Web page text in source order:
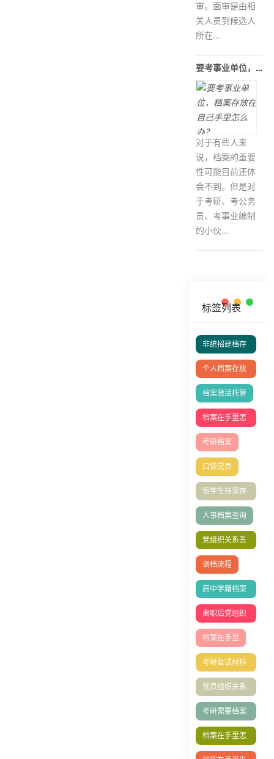
审。面审是由相
关人员到候选人
所在...
要考事业单位，档案存放在自己手里怎
对于有些人来
说，档案的重要
性可能目前还体
会不到。但是对
于考研、考公务
员、考事业编制
的小伙...
标签列表
非统招建档存
档
个人档案存放
在哪里好
档案激活托管
档案在手里怎
么存档
考研档案
口袋党员
留学生档案存
放
人事档案查询
党组织关系丢
了
调档流程
高中学籍档案
补办
离职后党组织
关系处理全攻
略
档案在手里
考研复试材料
清单
党员组织关系
转移全流程指
南
考研需要档案
吗
档案在手里怎
么存档人才中